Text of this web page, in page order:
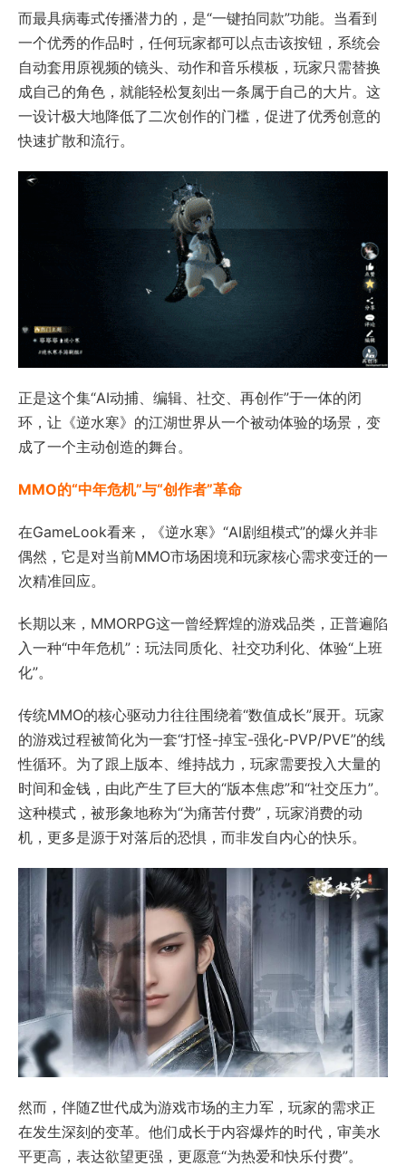
而最具病毒式传播潜力的，是“一键拍同款”功能。当看到
一个优秀的作品时，任何玩家都可以点击该按钮，系统会
自动套用原视频的镜头、动作和音乐模板，玩家只需替换
成自己的角色，就能轻松复刻出一条属于自己的大片。这
一设计极大地降低了二次创作的门槛，促进了优秀创意的
快速扩散和流行。
正是这个集“AI动捕、编辑、社交、再创作”于一体的闭
环，让《逆水寒》的江湖世界从一个被动体验的场景，变
成了一个主动创造的舞台。
MMO的“中年危机”与“创作者”革命
在GameLook看来，《逆水寒》“AI剧组模式”的爆火并非
偶然，它是对当前MMO市场困境和玩家核心需求变迁的一
次精准回应。
长期以来，MMORPG这一曾经辉煌的游戏品类，正普遍陷
入一种“中年危机”：玩法同质化、社交功利化、体验“上班
化”。
传统MMO的核心驱动力往往围绕着“数值成长”展开。玩家
的游戏过程被简化为一套“打怪-掉宝-强化-PVP/PVE”的线
性循环。为了跟上版本、维持战力，玩家需要投入大量的
时间和金钱，由此产生了巨大的“版本焦虑”和“社交压力”。
这种模式，被形象地称为“为痛苦付费”，玩家消费的动
机，更多是源于对落后的恐惧，而非发自内心的快乐。
然而，伴随Z世代成为游戏市场的主力军，玩家的需求正
在发生深刻的变革。他们成长于内容爆炸的时代，审美水
平更高，表达欲望更强，更愿意“为热爱和快乐付费”。